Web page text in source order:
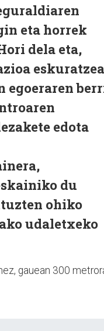
eta horrek
dela eta,
eskuratzea
egoeraren
edota
du
ohiko
udaletxeko
gauean 300